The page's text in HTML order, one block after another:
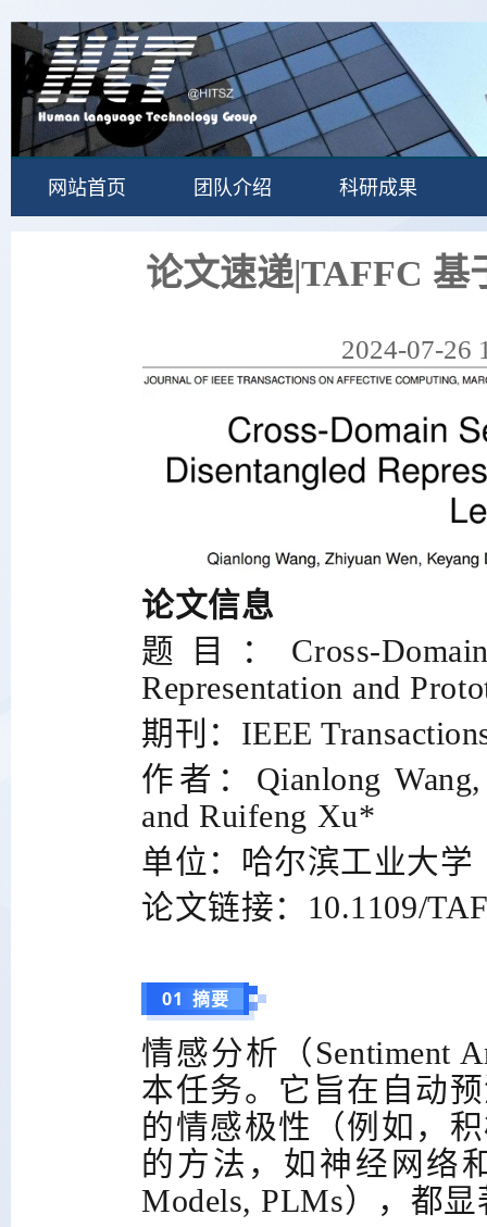
网站首页 团队介绍 科研成果
论文速递|TAFFC 基
2024-07-26
论文信息
题目： Cross-
Representation and
期刊： IEEE
作者： Qianlong
and Ruifeng Xu*
单位：哈尔滨工业大学
论文链接： 10.1109/
01 摘要
情感分析（ Sentiment
本任务。它旨在自动
的情感极性（例如，
的方法，如神经网络
Models, PLMs），都